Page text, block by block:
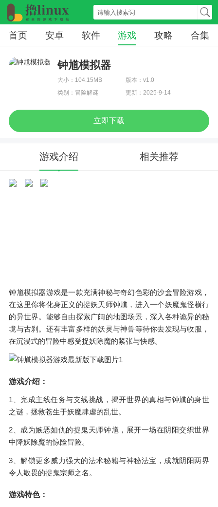
首页 安卓 软件 游戏 攻略 合集
钟馗模拟器
大小：104.15MB
版本：v1.0
类别：冒险解谜
更新：2025-9-14
立即下载
游戏介绍 相关推荐
钟馗模拟器游戏是一款充满神秘与奇幻色彩的沙盒冒险游戏，
在这里你将化身正义的捉妖天师钟馗，进入一个妖魔鬼怪横行
的异世界。能够自由探索广阔的地图场景，深入各种诡异的秘
境与古刹。还有丰富多样的妖灵与神兽等待你去发现与收服，
在沉浸式的冒险中感受捉妖除魔的紧张与快感。
游戏介绍：
1、完成主线任务与支线挑战，揭开世界的真相与钟馗的身世
之谜，拯救苍生于妖魔肆虐的乱世。
2、成为嫉恶如仇的捉鬼天师钟馗，展开一场在阴阳交织世界
中降妖除魔的惊险冒险。
3、解锁更多威力强大的法术秘籍与神秘法宝，成就阴阳两界
令人敬畏的捉鬼宗师之名。
游戏特色：